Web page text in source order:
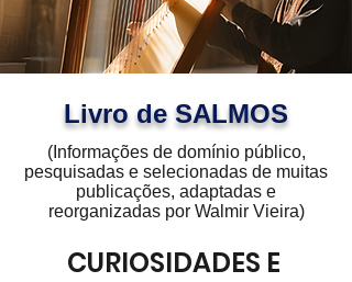
Livro de SALMOS
(Informações de domínio público,
pesquisadas e selecionadas de muitas
publicações, adaptadas e
reorganizadas por Walmir Vieira)
CURIOSIDADES E